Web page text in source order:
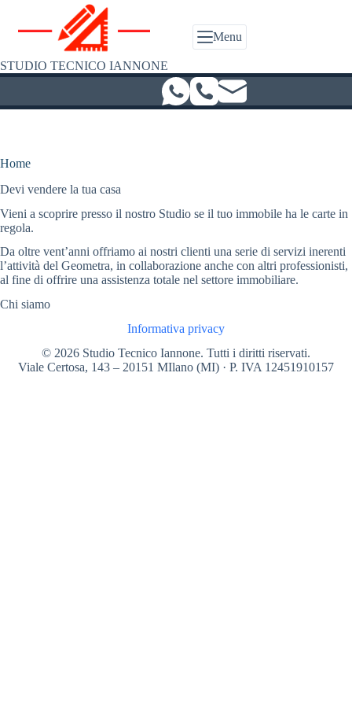
contenuto
STUDIO TECNICO IANNONE
Menu
Home
Devi vendere la tua casa
Vieni a scoprire presso il nostro Studio se il tuo immobile ha le carte in
regola.
Da oltre vent’anni offriamo ai nostri clienti una serie di servizi inerenti
l’attività del Geometra, in collaborazione anche con altri professionisti,
al fine di offrire una assistenza totale nel settore immobiliare.
Chi siamo
Informativa privacy
© 2026 Studio Tecnico Iannone. Tutti i diritti riservati.
Viale Certosa, 143 – 20151 MIlano (MI) · P. IVA 12451910157